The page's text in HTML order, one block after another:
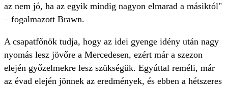
az nem jó, ha az egyik mindig nagyon elmarad a másiktól"
– fogalmazott Brawn.
A csapatfőnök tudja, hogy az idei gyenge idény után nagy
nyomás lesz jövőre a Mercedesen, ezért már a szezon
elején győzelmekre lesz szükségük. Egyúttal reméli, már
az évad elején jönnek az eredmények, és ebben a hétszeres